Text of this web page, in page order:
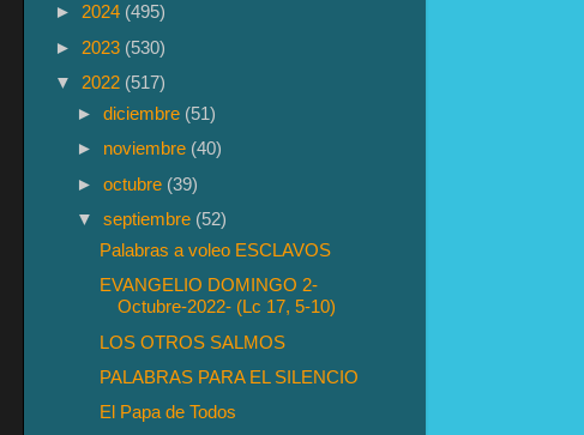
► 2024 (495)
► 2023 (530)
▼ 2022 (517)
►diciembre (51)
► noviembre (40)
►octubre (39)
▼septiembre (52)
Palabras a voleo ESCLAVOS
EVANGELIO DOMINGO 2-
Octubre-2022- (Lc 17, 5-10)
LOS OTROS SALMOS
PALABRAS PARA EL SILENCIO
El Papa de Todos